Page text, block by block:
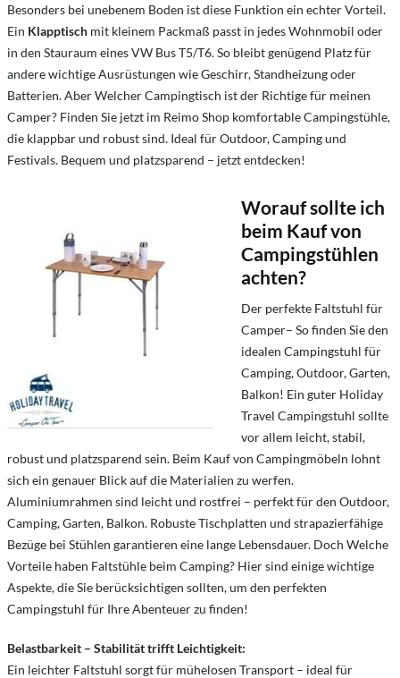
Besonders bei unebenem Boden ist diese Funktion ein echter Vorteil.
Ein Klapptisch mit kleinem Packmaß passt in jedes Wohnmobil oder
in den Stauraum eines VW Bus T5/T6. So bleibt genügend Platz für
andere wichtige Ausrüstungen wie Geschirr, Standheizung oder
Batterien. Aber Welcher Campingtisch ist der Richtige für meinen
Camper? Finden Sie jetzt im Reimo Shop komfortable Campingstühle,
die klappbar und robust sind. Ideal für Outdoor, Camping und
Festivals. Bequem und platzsparend – jetzt entdecken!
Worauf sollte ich
beim Kauf von
Campingstühlen
achten?
Der perfekte Faltstuhl für
Camper– So finden Sie den
idealen Campingstuhl für
Camping, Outdoor, Garten,
Balkon! Ein guter Holiday
Travel Campingstuhl sollte
vor allem leicht, stabil,
robust und platzsparend sein. Beim Kauf von Campingmöbeln lohnt
sich ein genauer Blick auf die Materialien zu werfen.
Aluminiumrahmen sind leicht und rostfrei – perfekt für den Outdoor,
Camping, Garten, Balkon. Robuste Tischplatten und strapazierfähige
Bezüge bei Stühlen garantieren eine lange Lebensdauer. Doch Welche
Vorteile haben Faltstühle beim Camping? Hier sind einige wichtige
Aspekte, die Sie berücksichtigen sollten, um den perfekten
Campingstuhl für Ihre Abenteuer zu finden!
Belastbarkeit – Stabilität trifft Leichtigkeit:
Ein leichter Faltstuhl sorgt für mühelosen Transport – ideal für